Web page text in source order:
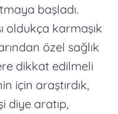
başladı.
oldukça karmaşık
özel sağlık
dikkat edilmeli
için araştırdık,
diye aratıp,